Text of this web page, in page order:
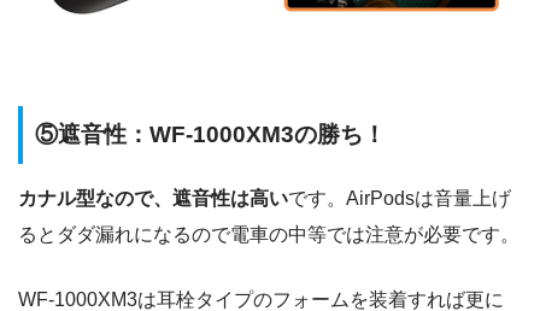
⑤遮音性：WF-1000XM3の勝ち！
カナル型なので、遮音性は高いです。AirPodsは音量上げ
るとダダ漏れになるので電車の中等では注意が必要です。
WF-1000XM3は耳栓タイプのフォームを装着すれば更に